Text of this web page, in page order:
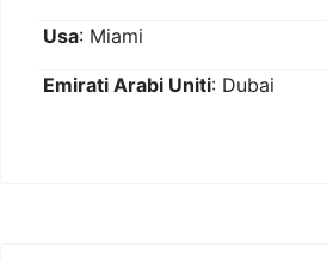
Usa: Miami
Emirati Arabi Uniti: Dubai